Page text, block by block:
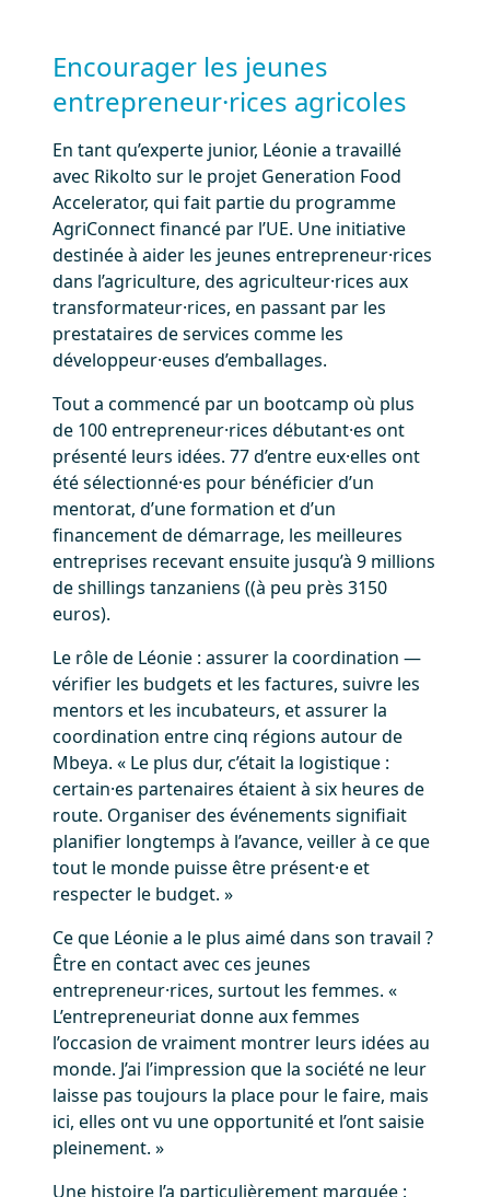
Encourager les jeunes
entrepreneur·rices agricoles
En tant qu’experte junior, Léonie a travaillé
avec Rikolto sur le projet Generation Food
Accelerator, qui fait partie du programme
AgriConnect financé par l’UE. Une initiative
destinée à aider les jeunes entrepreneur·rices
dans l’agriculture, des agriculteur·rices aux
transformateur·rices, en passant par les
prestataires de services comme les
développeur·euses d’emballages.
Tout a commencé par un bootcamp où plus
de 100 entrepreneur·rices débutant·es ont
présenté leurs idées. 77 d’entre eux·elles ont
été sélectionné·es pour bénéficier d’un
mentorat, d’une formation et d’un
financement de démarrage, les meilleures
entreprises recevant ensuite jusqu’à 9 millions
de shillings tanzaniens ((à peu près 3150
euros).
Le rôle de Léonie : assurer la coordination —
vérifier les budgets et les factures, suivre les
mentors et les incubateurs, et assurer la
coordination entre cinq régions autour de
Mbeya. « Le plus dur, c’était la logistique :
certain·es partenaires étaient à six heures de
route. Organiser des événements signifiait
planifier longtemps à l’avance, veiller à ce que
tout le monde puisse être présent·e et
respecter le budget. »
Ce que Léonie a le plus aimé dans son travail ?
Être en contact avec ces jeunes
entrepreneur·rices, surtout les femmes. «
L’entrepreneuriat donne aux femmes
l’occasion de vraiment montrer leurs idées au
monde. J’ai l’impression que la société ne leur
laisse pas toujours la place pour le faire, mais
ici, elles ont vu une opportunité et l’ont saisie
pleinement. »
Une histoire l’a particulièrement marquée :